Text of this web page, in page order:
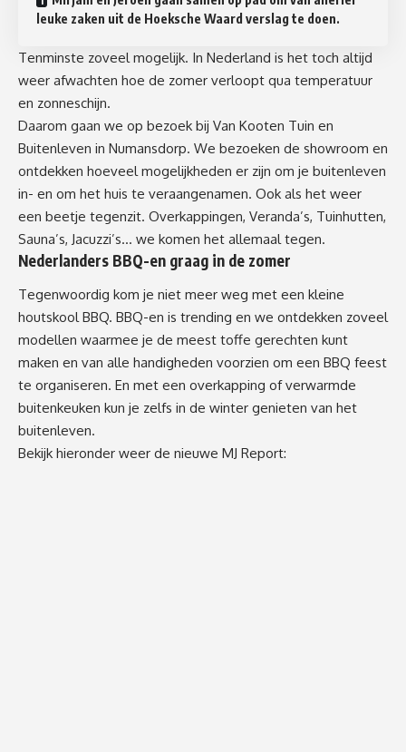
leuke zaken uit de Hoeksche Waard verslag te doen.
Tenminste zoveel mogelijk. In Nederland is het toch altijd
weer afwachten hoe de zomer verloopt qua temperatuur
en zonneschijn.
Daarom gaan we op bezoek bij Van Kooten Tuin en
Buitenleven in Numansdorp. We bezoeken de showroom en
ontdekken hoeveel mogelijkheden er zijn om je buitenleven
in- en om het huis te veraangenamen. Ook als het weer
een beetje tegenzit. Overkappingen, Veranda’s, Tuinhutten,
Sauna’s, Jacuzzi’s… we komen het allemaal tegen.
Nederlanders BBQ-en graag in de zomer
Tegenwoordig kom je niet meer weg met een kleine
houtskool BBQ. BBQ-en is trending en we ontdekken zoveel
modellen waarmee je de meest toffe gerechten kunt
maken en van alle handigheden voorzien om een BBQ feest
te organiseren. En met een overkapping of verwarmde
buitenkeuken kun je zelfs in de winter genieten van het
buitenleven.
Bekijk hieronder weer de nieuwe MJ Report: